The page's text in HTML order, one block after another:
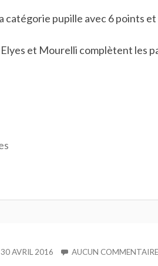
catégorie pupille avec 6 points
et Mourelli complètent les
30 AVRIL 2016 AUCUN COMMENTAIRE